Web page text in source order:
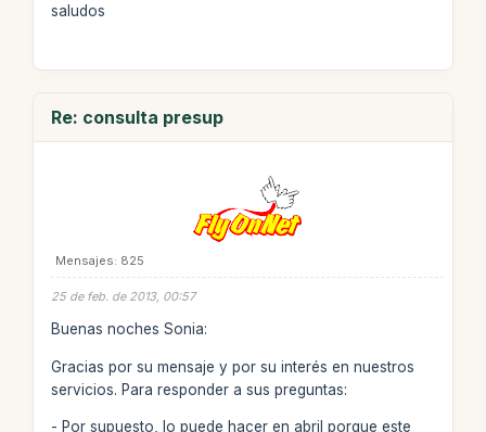
saludos
Re: consulta presup
Mensajes: 825
25 de feb. de 2013, 00:57
Buenas noches Sonia:
Gracias por su mensaje y por su interés en nuestros
servicios. Para responder a sus preguntas:
- Por supuesto, lo puede hacer en abril porque este